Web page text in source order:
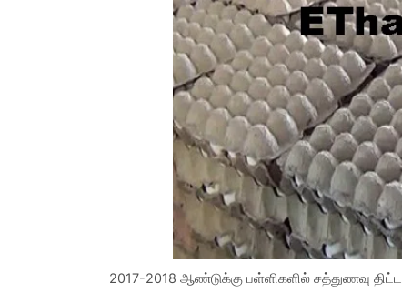
2017-2018 ஆண்டுக்கு பள்ளிகளில் சத்துணவு